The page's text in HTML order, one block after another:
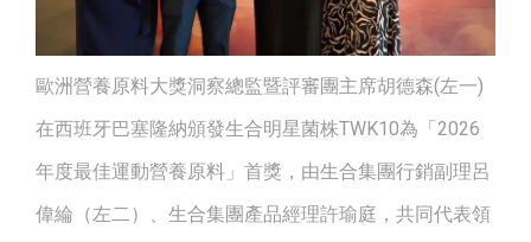
歐洲營養原料大獎洞察總監暨評審團主席胡德森(左一)
在西班牙巴塞隆納頒發生合明星菌株TWK10為「2026
年度最佳運動營養原料」首獎，由生合集團行銷副理呂
偉綸（左二）、生合集團產品經理許瑜庭，共同代表領